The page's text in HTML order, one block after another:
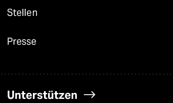
Stellen
Presse
Unterstützen